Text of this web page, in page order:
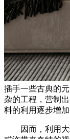
插手一些古典的
杂的工程，营制
料的利用逐步增加
因而，利用大理